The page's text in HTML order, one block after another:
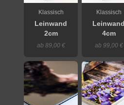
Klassisch
Leinwand
2cm
ab 89,00 €
Klassisch
Leinwand
4cm
ab 99,00 €